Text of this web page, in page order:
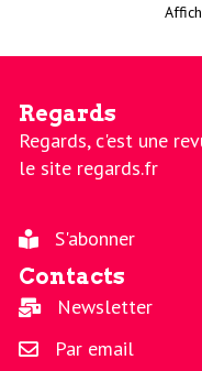
Regards
Regards, c'est une
le site regards.fr
S'abonner
Contacts
Newsletter
Par email